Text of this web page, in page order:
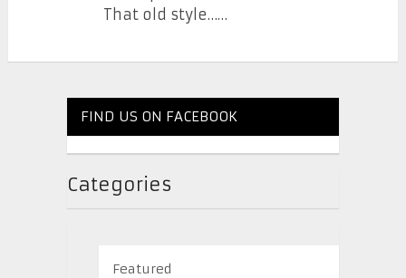
That old style……
FIND US ON FACEBOOK
Categories
Featured